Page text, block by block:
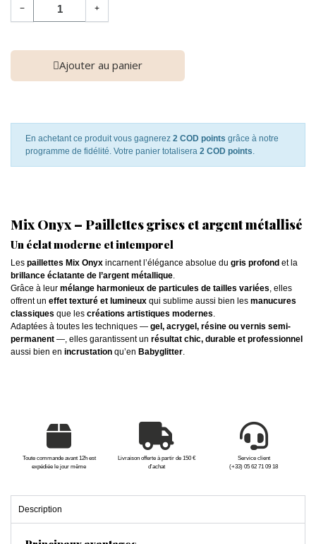
− +
Ajouter au panier
En achetant ce produit vous gagnerez 2 COD points grâce à notre
programme de fidélité. Votre panier totalisera 2 COD points.
Mix Onyx – Paillettes grises et argent métallisé
Un éclat moderne et intemporel
Les paillettes Mix Onyx incarnent l’élégance absolue du gris profond et la
brillance éclatante de l’argent métallique.
Grâce à leur mélange harmonieux de particules de tailles variées, elles
offrent un effet texturé et lumineux qui sublime aussi bien les manucures
classiques que les créations artistiques modernes.
Adaptées à toutes les techniques — gel, acrygel, résine ou vernis semi-
permanent —, elles garantissent un résultat chic, durable et professionnel
aussi bien en incrustation qu’en Babyglitter.
Toute commande avant 12h est
expédiée le jour même
Livraison offerte à partir de 150 €
d'achat
Service client
(+33) 05 62 71 09 18
Description